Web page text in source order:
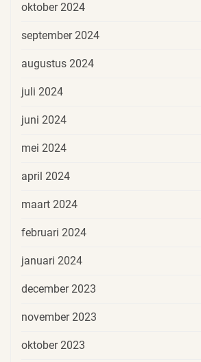
oktober 2024
september 2024
augustus 2024
juli 2024
juni 2024
mei 2024
april 2024
maart 2024
februari 2024
januari 2024
december 2023
november 2023
oktober 2023